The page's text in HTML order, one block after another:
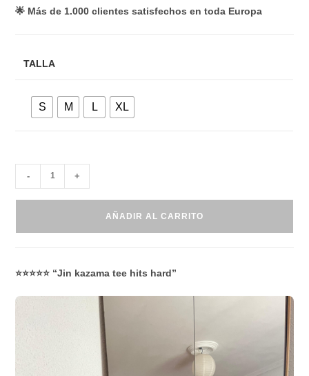
🌟 Más de 1.000 clientes satisfechos en toda Europa
TALLA
S M L XL
- +
AÑADIR AL CARRITO
⭐⭐⭐⭐⭐ “Jin kazama tee hits hard”